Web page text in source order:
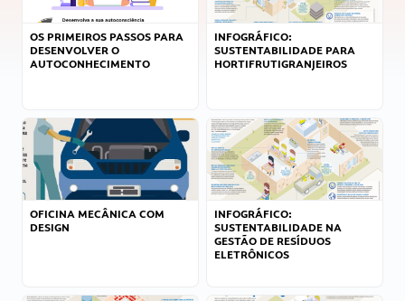
OS PRIMEIROS PASSOS PARA
DESENVOLVER O
AUTOCONHECIMENTO
INFOGRÁFICO:
SUSTENTABILIDADE PARA
HORTIFRUTIGRANJEIROS
OFICINA MECÂNICA COM
DESIGN
INFOGRÁFICO:
SUSTENTABILIDADE NA
GESTÃO DE RESÍDUOS
ELETRÔNICOS